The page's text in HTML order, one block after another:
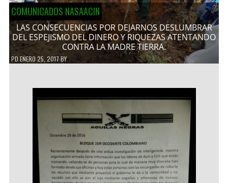
COMUNICADOS NASAACIN
LAS CONSECUENCIAS POR DEJARNOS DESLUMBRAR
DEL ESPEJISMO DEL DINERO Y RIQUEZAS ATENTANDO
CONTRA LA MADRE TIERRA.
PDENERO 25, 2017BY